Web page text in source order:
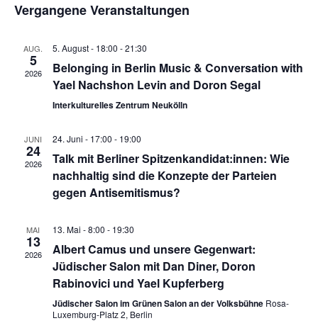
wählen.
Vergangene Veranstaltungen
AUG.
5
2026
5. August - 18:00 -21:30
Belonging in Berlin Music & Conversation with
Yael Nachshon Levin and Doron Segal
Interkulturelles Zentrum Neukölln
JUNI
24
2026
24. Juni - 17:00 - 19:00
Talk mit Berliner Spitzenkandidat:innen: Wie
nachhaltig sind die Konzepte der Parteien
gegen Antisemitismus?
MAI
13
2026
13. Mai - 8:00 - 19:30
Albert Camus und unsere Gegenwart:
Jüdischer Salon mit Dan Diner, Doron
Rabinovici und Yael Kupferberg
Jüdischer Salon im Grünen Salon an der Volksbühne Rosa-
Luxemburg-Platz 2, Berlin